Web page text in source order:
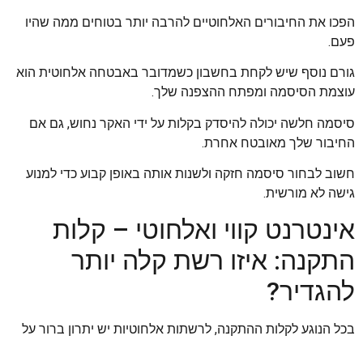
הפכו את החיבורים האלחוטיים להרבה יותר בטוחים ממה שהיו
פעם.
גורם נוסף שיש לקחת בחשבון כשמדובר באבטחה אלחוטית הוא
עוצמת הסיסמה ומפתח ההצפנה שלך.
סיסמה חלשה יכולה להיסדק בקלות על ידי האקר נחוש, גם אם
החיבור שלך מאובטח אחרת.
חשוב לבחור סיסמה חזקה ולשנות אותה באופן קבוע כדי למנוע
גישה לא מורשית.
אינטרנט קווי ואלחוטי – קלות
התקנה: איזו רשת קלה יותר
להגדיר?
בכל הנוגע לקלות ההתקנה, לרשתות אלחוטיות יש יתרון ברור על